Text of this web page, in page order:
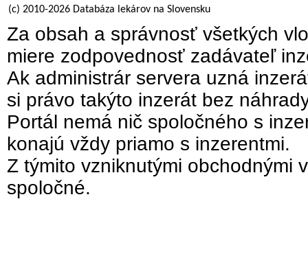
(c) 2010-2026 Databáza lekárov na Slovensku
Za obsah a správnosť všetkých
miere zodpovednosť zadávateľ
Ak administrár servera uzná
si právo takýto inzerát bez
Portál nemá nič spoločného s
konajú vždy priamo s inzerentmi.
Z týmito vzniknutými obchodnými
spoločné.